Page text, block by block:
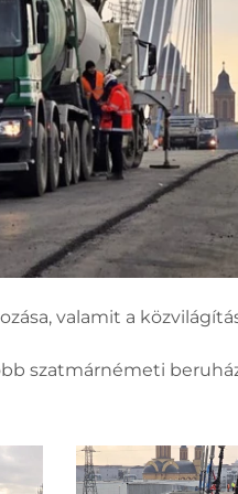
valamit a
szatmárnémeti